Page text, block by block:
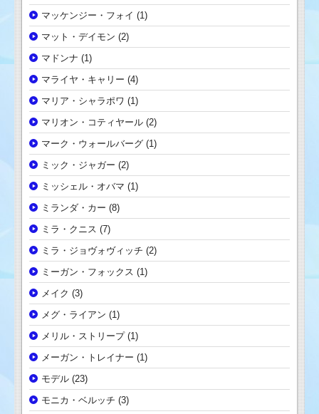
マッケンジー・フォイ (1)
マット・デイモン (2)
マドンナ (1)
マライヤ・キャリー (4)
マリア・シャラポワ (1)
マリオン・コティヤール (2)
マーク・ウォールバーグ (1)
ミック・ジャガー (2)
ミッシェル・オバマ (1)
ミランダ・カー (8)
ミラ・クニス (7)
ミラ・ジョヴォヴィッチ (2)
ミーガン・フォックス (1)
メイク (3)
メグ・ライアン (1)
メリル・ストリープ(1)
メーガン・トレイナー (1)
モデル (23)
モニカ・ベルッチ (3)